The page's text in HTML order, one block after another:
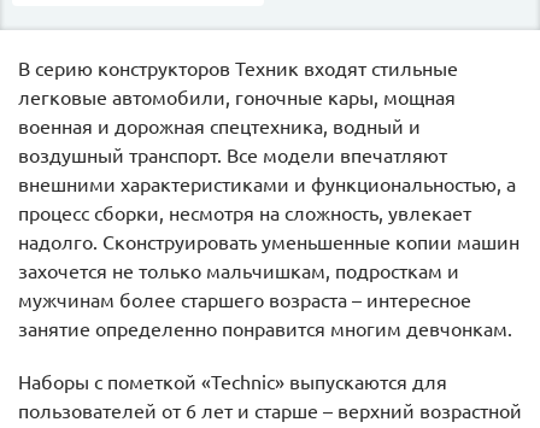
В серию конструкторов Техник входят стильные
легковые автомобили, гоночные кары, мощная
военная и дорожная спецтехника, водный и
воздушный транспорт. Все модели впечатляют
внешними характеристиками и функциональностью, а
процесс сборки, несмотря на сложность, увлекает
надолго. Сконструировать уменьшенные копии машин
захочется не только мальчишкам, подросткам и
мужчинам более старшего возраста – интересное
занятие определенно понравится многим девчонкам.
Наборы с пометкой «Technic» выпускаются для
пользователей от 6 лет и старше – верхний возрастной